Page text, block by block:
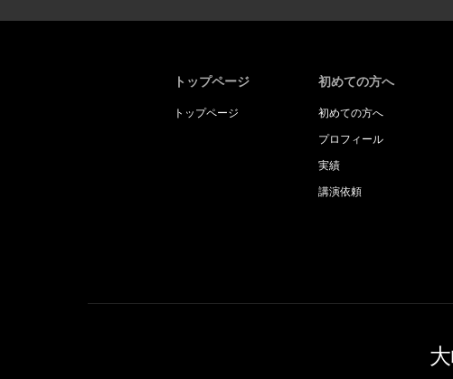
トップページ
トップページ
初めての方へ
初めての方へ
プロフィール
実績
講演依頼